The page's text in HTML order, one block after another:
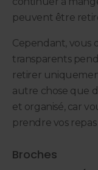
peuvent être
Cependant, vous
transparents
retirer
autre chose que
et organisé, car
prendre vos
Broches